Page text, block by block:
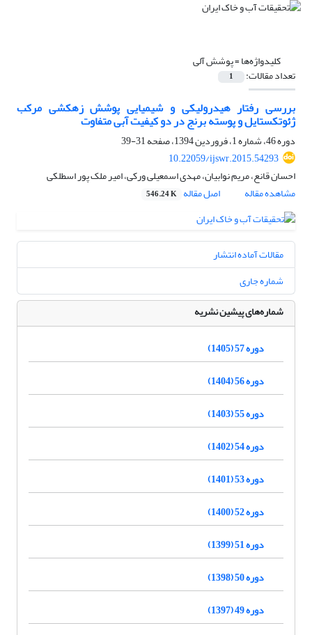
کلیدواژه‌ها =پوشش آلی
تعداد مقالات: 1
بررسی رفتار هیدرولیکی و شیمیایی پوشش‌ زهکشی مرکب
ژئوتکستایل و پوسته برنج در دو کیفیت آبی متفاوت
دوره 46، شماره 1، فروردین 1394، صفحه
31-39
10.22059/ijswr.2015.54293
احسان قانع، مریم نوابیان، مهدی اسمعیلی ورکی، امیر ملک پور اسطلکی
مشاهده مقاله
اصل مقاله 546.24 K
مقالات آماده انتشار
شماره جاری
شماره‌های پیشین نشریه
دوره 57 (1405)
دوره 56 (1404)
دوره 55 (1403)
دوره 54 (1402)
دوره 53 (1401)
دوره 52 (1400)
دوره 51 (1399)
دوره 50 (1398)
دوره 49 (1397)